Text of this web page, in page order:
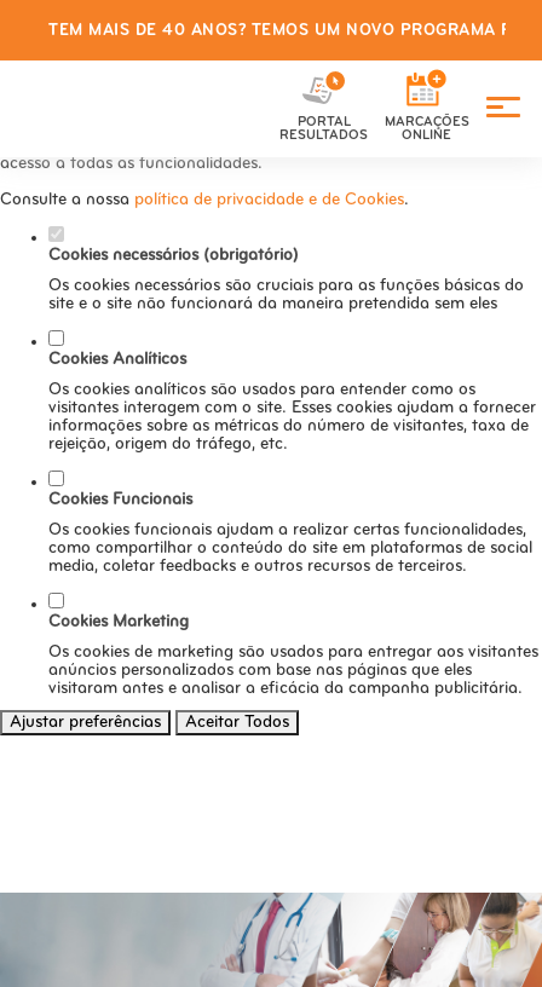
Defina as suas preferências de
cookies para este website.
Este website utiliza cookies estritamente necessários, analíticos e
acesso a todas as funcionalidades.
Consulte a nossa política de privacidade e de Cookies.
Cookies necessários (obrigatório)
Os cookies necessários são cruciais para as funções básicas do
site e o site não funcionará da maneira pretendida sem eles
Cookies Analíticos
Os cookies analíticos são usados para entender como os
visitantes interagem com o site. Esses cookies ajudam a fornecer
informações sobre as métricas do número de visitantes, taxa de
rejeição, origem do tráfego, etc.
Cookies Funcionais
Os cookies funcionais ajudam a realizar certas funcionalidades,
como compartilhar o conteúdo do site em plataformas de social
media, coletar feedbacks e outros recursos de terceiros.
Cookies Marketing
Os cookies de marketing são usados para entregar aos visitantes
anúncios personalizados com base nas páginas que eles
visitaram antes e analisar a eficácia da campanha publicitária.
Ajustar preferências
Aceitar Todos
TEM MAIS DE 40 ANOS? TEMOS UM NOVO PROGRAMA
PORTAL
RESULTADOS
MARCAÇÕES
ONLINE